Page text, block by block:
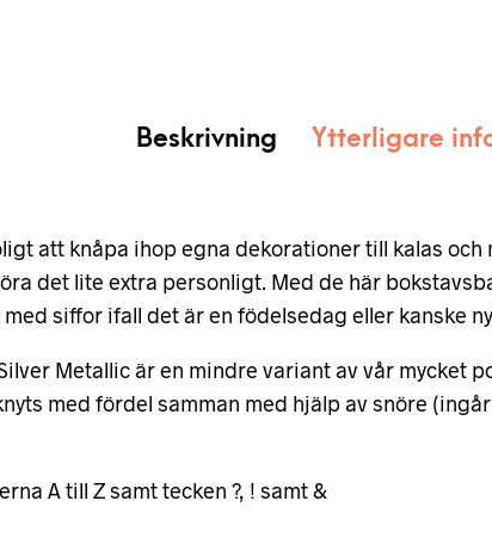
Beskrivning Ytterligare
att knåpa ihop egna dekorationer till kalas
det lite extra personligt. Med de här
siffor ifall det är en födelsedag eller kanske
Metallic är en mindre variant av vår mycket
med fördel samman med hjälp av snöre
A till Z samt tecken ?, ! samt &